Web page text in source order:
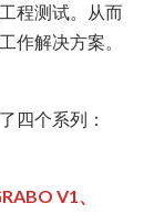
程测试。从而
作解决方案。
四个系列：
V1、